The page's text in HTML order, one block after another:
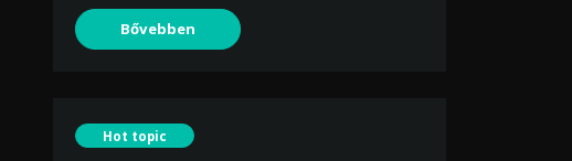
Bővebben
Hot topic